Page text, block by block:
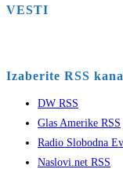
VESTI
Izaberite RSS
DW RSS
Glas Amerike RSS
Radio Slobodna
Naslovi.net RSS